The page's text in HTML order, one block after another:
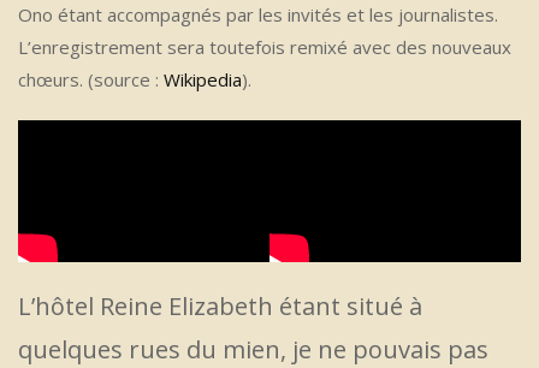
Ono étant accompagnés par les invités et les journalistes.
L’enregistrement sera toutefois remixé avec des nouveaux
chœurs. (source : Wikipedia).
L’hôtel Reine Elizabeth étant situé à
quelques rues du mien, je ne pouvais pas